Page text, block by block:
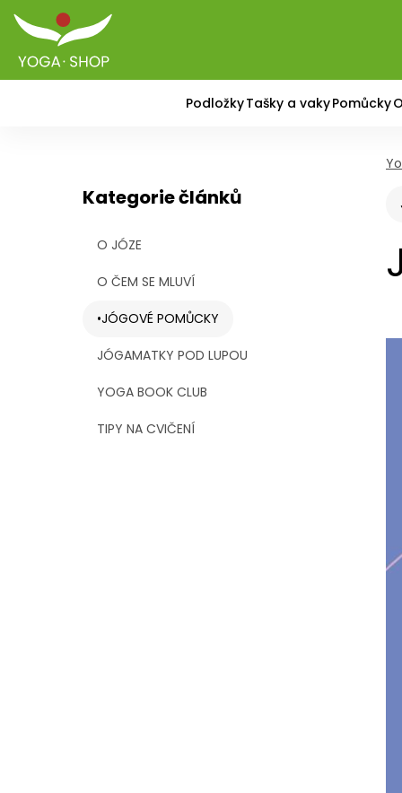
PodložkyTašky a vakyPomůcky
Kategorie článků
O JÓZE
O ČEM SE MLUVÍ
JÓGOVÉ POMŮCKY
JÓGAMATKY POD LUPOU
YOGA BOOK CLUB
TIPY NA CVIČENÍ